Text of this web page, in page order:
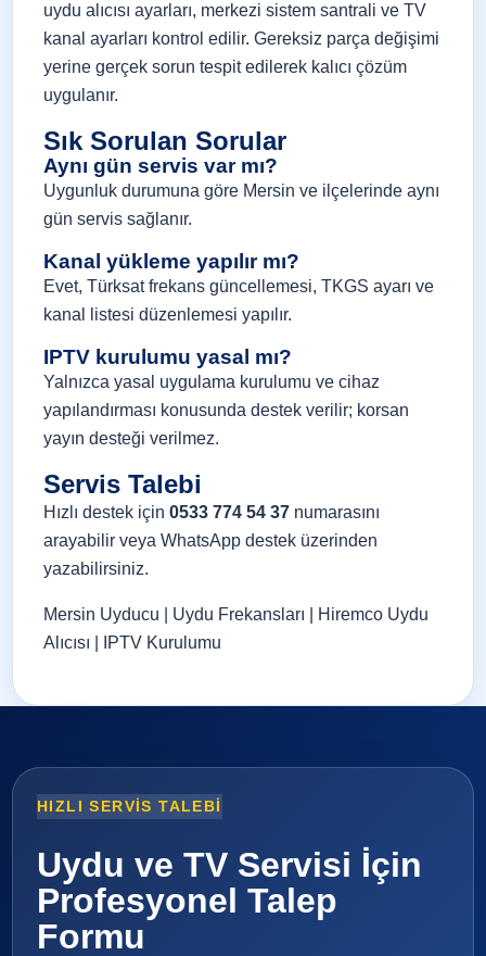
uydu alıcısı ayarları, merkezi sistem santrali ve TV
kanal ayarları kontrol edilir. Gereksiz parça değişimi
yerine gerçek sorun tespit edilerek kalıcı çözüm
uygulanır.
Sık Sorulan Sorular
Aynı gün servis var mı?
Uygunluk durumuna göre Mersin ve ilçelerinde aynı
gün servis sağlanır.
Kanal yükleme yapılır mı?
Evet, Türksat frekans güncellemesi, TKGS ayarı ve
kanal listesi düzenlemesi yapılır.
IPTV kurulumu yasal mı?
Yalnızca yasal uygulama kurulumu ve cihaz
yapılandırması konusunda destek verilir; korsan
yayın desteği verilmez.
Servis Talebi
Hızlı destek için 0533 774 54 37 numarasını
arayabilir veya WhatsApp destek üzerinden
yazabilirsiniz.
Mersin Uyducu Uydu Frekansları
Hiremco Uydu
Alıcısı
IPTV Kurulumu
HIZLI SERVIS TALEBI
Uydu ve TV Servisi İçin
Profesyonel Talep
Formu